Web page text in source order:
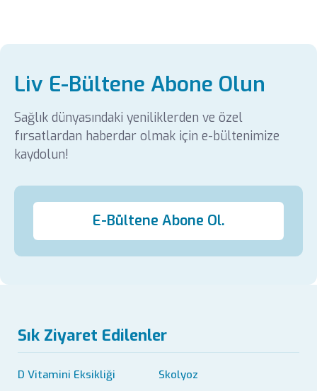
Liv E-Bültene Abone Olun
Sağlık dünyasındaki yeniliklerden ve özel
fırsatlardan haberdar olmak için e-bültenimize
kaydolun!
E-Bültene Abone Ol.
Sık Ziyaret Edilenler
D Vitamini Eksikliği
Skolyoz